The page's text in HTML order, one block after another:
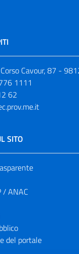
Cavour, 87 -
1111
62
SITO
/ ANAC
del portale